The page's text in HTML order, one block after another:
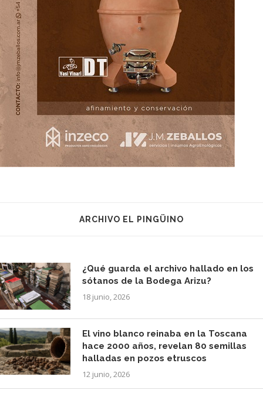
ARCHIVO EL PINGÜINO
¿Qué guarda el archivo hallado en los
sótanos de la Bodega Arizu?
18 junio, 2026
El vino blanco reinaba en la Toscana
hace 2000 años, revelan 80 semillas
halladas en pozos etruscos
12 junio, 2026